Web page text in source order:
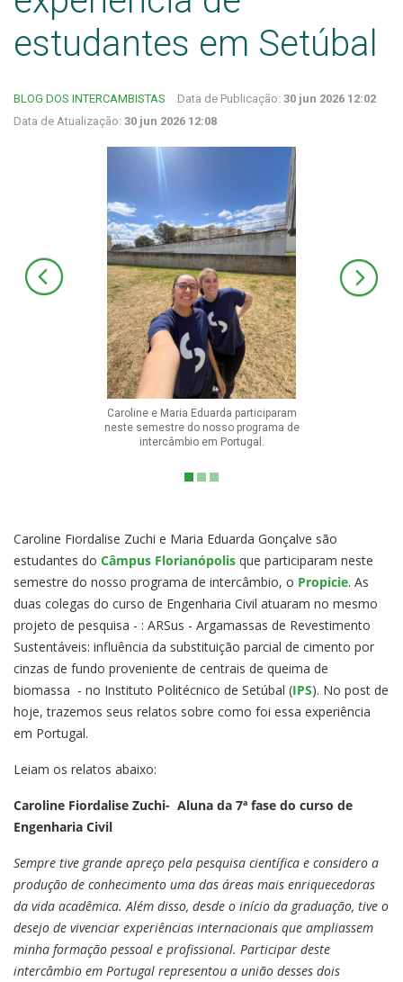
estudantes em Setúbal
BLOG DOS INTERCAMBISTAS Data de Publicação: 30 jun 2026 12:02
Data de Atualização: 30 jun 2026 12:08
Caroline e Maria Eduarda participaram
neste semestre do nosso programa de
intercâmbio em Portugal.
Caroline Fiordalise Zuchi e Maria Eduarda Gonçalve são
estudantes do Câmpus Florianópolis que participaram neste
semestre do nosso programa de intercâmbio, o Propicie. As
duas colegas do curso de Engenharia Civil atuaram no mesmo
projeto de pesquisa - : ARSus - Argamassas de Revestimento
Sustentáveis: influência da substituição parcial de cimento por
cinzas de fundo proveniente de centrais de queima de
biomassa - no Instituto Politécnico de Setúbal (IPS). No post de
hoje, trazemos seus relatos sobre como foi essa experiência
em Portugal.
Leiam os relatos abaixo:
Caroline Fiordalise Zuchi- Aluna da 7ª fase do curso de
Engenharia Civil
Sempre tive grande apreço pela pesquisa científica e considero a
produção de conhecimento uma das áreas mais enriquecedoras
da vida acadêmica. Além disso, desde o início da graduação, tive o
desejo de vivenciar experiências internacionais que ampliassem
minha formação pessoal e profissional. Participar deste
intercâmbio em Portugal representou a união desses dois